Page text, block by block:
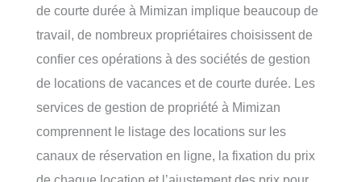
de courte durée à Mimizan implique beaucoup de
travail, de nombreux propriétaires choisissent de
confier ces opérations à des sociétés de gestion
de locations de vacances et de courte durée. Les
services de gestion de propriété à Mimizan
comprennent le listage des locations sur les
canaux de réservation en ligne, la fixation du prix